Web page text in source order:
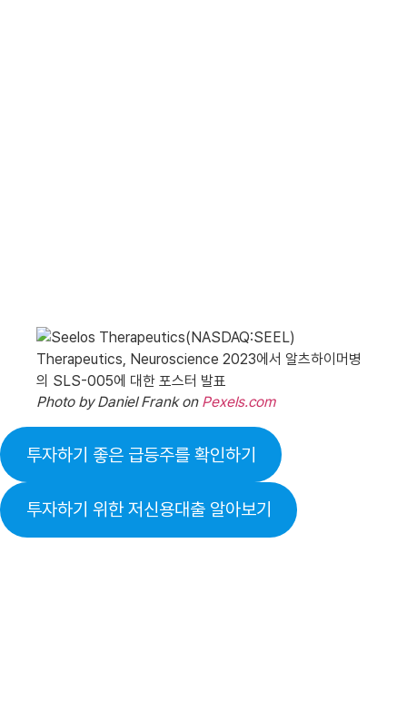
Photo by Daniel Frank on Pexels.com
투자하기 좋은 급등주를 확인하기
투자하기 위한 저신용대출 알아보기